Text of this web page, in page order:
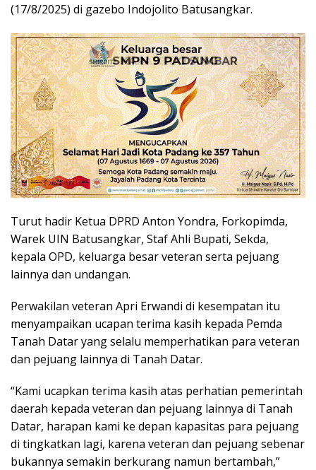
(17/8/2025) di gazebo Indojolito Batusangkar.
Turut hadir Ketua DPRD Anton Yondra, Forkopimda,
Warek UIN Batusangkar, Staf Ahli Bupati, Sekda,
kepala OPD, keluarga besar veteran serta pejuang
lainnya dan undangan.
Perwakilan veteran Apri Erwandi di kesempatan itu
menyampaikan ucapan terima kasih kepada Pemda
Tanah Datar yang selalu memperhatikan para veteran
dan pejuang lainnya di Tanah Datar.
“Kami ucapkan terima kasih atas perhatian pemerintah
daerah kepada veteran dan pejuang lainnya di Tanah
Datar, harapan kami ke depan kapasitas para pejuang
di tingkatkan lagi, karena veteran dan pejuang sebenar
bukannya semakin berkurang namun bertambah,”